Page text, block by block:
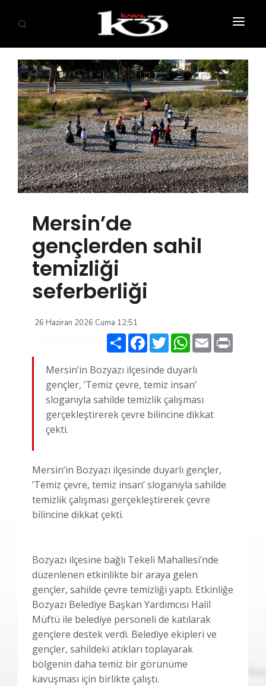
ANASAYFA
SİYASET
EKONOMİ
GÜNDEM
SAĞLIK
EĞİTİM
KÜLTÜR SANAT
SPOR
Mersin’de
gençlerden sahil
temizliği
seferberliği
26 Haziran 2026 Cuma 12:51
Paylaş FacebookTwitter WhatsApp
Email
Mersin’in Bozyazı ilçesinde duyarlı
gençler, ’Temiz çevre, temiz insan’
sloganıyla sahilde temizlik çalışması
gerçekleştirerek çevre bilincine dikkat
çekti.
Mersin’in Bozyazı ilçesinde duyarlı gençler,
’Temiz çevre, temiz insan’ sloganıyla sahilde
temizlik çalışması gerçekleştirerek çevre
bilincine dikkat çekti.
Bozyazı ilçesine bağlı Tekeli Mahallesi’nde
düzenlenen etkinlikte bir araya gelen
gençler, sahilde çevre temizliği yaptı. Etkinliğe
Bozyazı Belediye Başkan Yardımcısı Halil
Müftü ile belediye personeli de katılarak
gençlere destek verdi. Belediye ekipleri ve
gençler, sahildeki atıkları toplayarak
bölgenin daha temiz bir görünüme
kavuşması için birlikte çalıştı.